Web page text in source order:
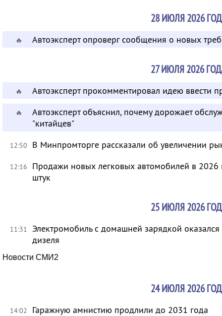
28 ИЮЛЯ 2026
🔥 Автоэксперт опроверг сообщения о новых
27 ИЮЛЯ 2026
🔥 Автоэксперт прокомментировал идею ввести
🔥
Автоэксперт объяснил, почему дорожает
"китайцев"
12:50 В Минпромторге рассказали об увеличении
12:16
Продажи новых легковых автомобилей в 2026
штук
25 ИЮЛЯ 2026
11:31
Электромобиль с домашней зарядкой
дизеля
Новости СМИ2
24 ИЮЛЯ 2026
14:02 Гаражную амнистию продлили до 2031 года